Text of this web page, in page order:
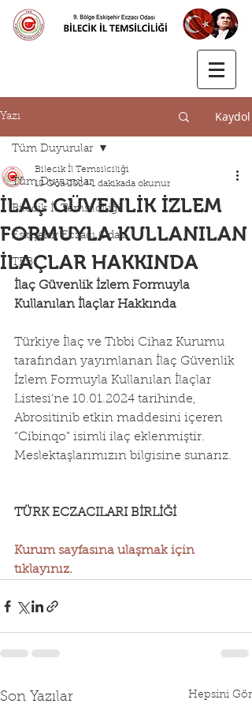
Yazı Kaydol
Tüm Duyurular
Bilecik İl Temsilciliği
Eskişehir Eczacı Odası
TEB
Tüm Duyurular
İLAÇ GÜVENLİK İZLEM
FORMUYLA KULLANILAN
İLAÇLAR HAKKINDA
Bilecik İl Temsilciliği
18 Oca 2024 1 dakikada okunur
İlaç Güvenlik İzlem Formuyla
Kullanılan İlaçlar Hakkında
Türkiye İlaç ve Tıbbi Cihaz Kurumu
tarafından yayımlanan İlaç Güvenlik
İzlem Formuyla Kullanılan İlaçlar
Listesi’ne 10.01.2024 tarihinde,
Abrositinib etkin maddesini içeren
“Cibinqo” isimli ilaç eklenmiştir.
Meslektaşlarımızın bilgisine sunarız.
TÜRK ECZACILARI BİRLİĞİ
Kurum sayfasına ulaşmak için
tıklayınız.
Son Yazılar Hepsini Gör